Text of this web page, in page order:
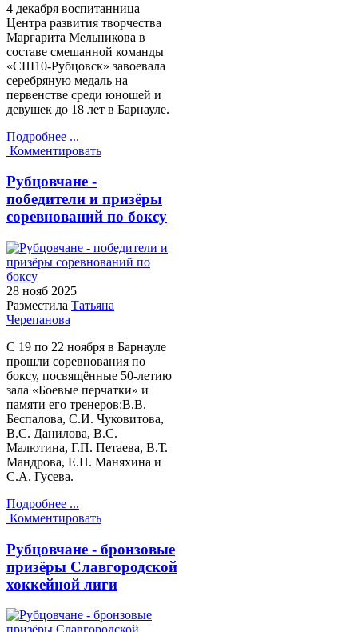
4 декабря воспитанница
Центра развития творчества
Маргарита Мельникова в
составе смешанной команды
«СШ10-Рубцовск» завоевала
серебряную медаль на
первенстве среди юношей и
девушек до 18 лет в Барнауле.
Подробнее ...
Комментировать
Рубцовчане -
победители и призёры
соревнований по боксу
28 нояб 2025
Разместила Татьяна
Черепанова
С 19 по 22 ноября в Барнауле
прошли соревнования по
боксу, посвящённые 50-летию
зала «Боевые перчатки» и
памяти его тренеров:В.В.
Беспалова, С.И. Чуковитова,
В.С. Данилова, В.С.
Малютина, Г.П. Петаева, В.Т.
Мандрова, Е.Н. Маняхина и
С.А. Гусева.
Подробнее ...
Комментировать
Рубцовчане - бронзовые
призёры Славгородской
хоккейной лиги